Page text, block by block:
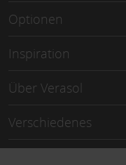
Optionen
Inspiration
Über Verasol
Verschiedenes